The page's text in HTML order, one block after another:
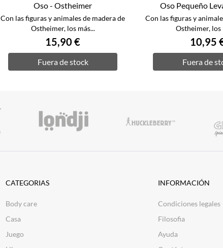
Oso - Ostheimer
Con las figuras y animales de madera de
Ostheimer, los más...
15,90 €
Fuera de stock
Oso Pequeño
Con las figuras y
Ostheimer, los
10,95
Fuera de
CATEGORIAS
Body care
Casa
Juego
INFORMACIÓN
Condiciones legales
Filosofia
Ayuda